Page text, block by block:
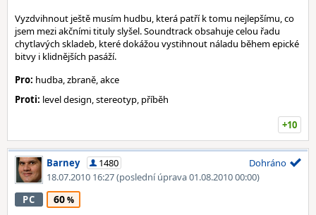
Vyzdvihnout ještě musím hudbu, která patří k tomu nejlepšímu, co
jsem mezi akčními tituly slyšel. Soundtrack obsahuje celou řadu
chytlavých skladeb, které dokážou vystihnout náladu během epické
bitvy i klidnějších pasáží.
Pro: hudba, zbraně, akce
Proti: level design, stereotyp, příběh
+10
Barney
1480
18.07.2010 16:27(poslední úprava 01.08.2010 00:00)
Dohráno
PC 60